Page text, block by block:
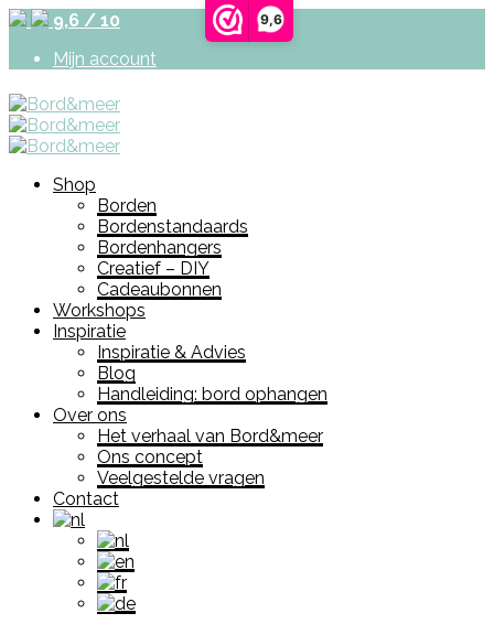
9,6
9,6 / 10
Mijn account
Shop
Borden
Bordenstandaards
Bordenhangers
Creatief – DIY
Cadeaubonnen
Workshops
Inspiratie
Inspiratie & Advies
Blog
Handleiding: bord ophangen
Over ons
Het verhaal van Bord&meer
Ons concept
Veelgestelde vragen
Contact